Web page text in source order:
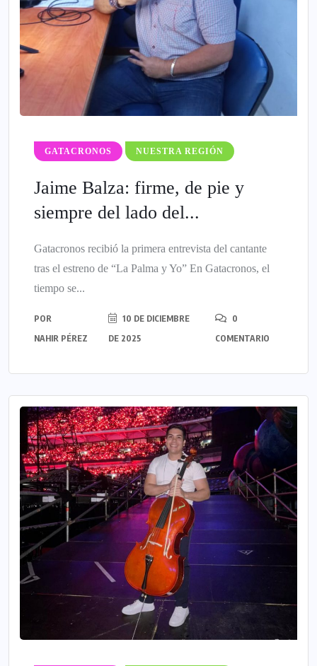
GATACRONOS NUESTRA REGIÓN
Jaime Balza: firme, de pie y
siempre del lado del...
Gatacronos recibió la primera entrevista del cantante
tras el estreno de “La Palma y Yo” En Gatacronos, el
tiempo se...
POR
NAHIR PÉREZ
10 DE DICIEMBRE
DE 2025
0
COMENTARIO